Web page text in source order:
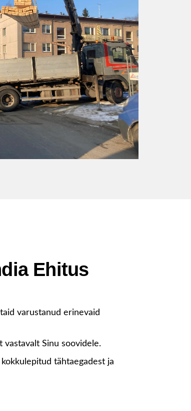
Ehitus
varustanud erinevaid
vastavalt Sinu soovidele.
tähtaegadest ja